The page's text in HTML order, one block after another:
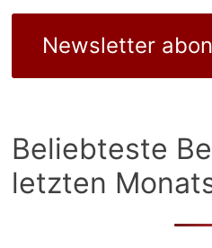
Newsletter
Beliebteste
letzten